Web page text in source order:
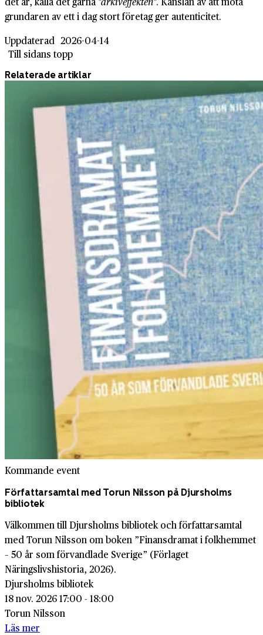
grundaren av ett i dag stort företag ger autenticitet.
Uppdaterad 2026-04-14
Till sidans topp
Relaterade artiklar
Kommande event
Författarsamtal med Torun Nilsson på Djursholms
bibliotek
Välkommen till Djursholms bibliotek och författarsamtal
med Torun Nilsson om boken ”Finansdramat i folkhemmet
– 50 år som förvandlade Sverige” (Förlaget
Näringslivshistoria, 2026).
Djursholms bibliotek
18 nov. 2026 17:00 - 18:00
Torun Nilsson
Läs mer